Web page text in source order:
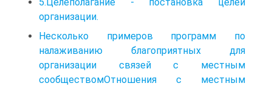
организации.
Несколько примеров программ по
налаживанию благоприятных для
организации связей с местным
сообществомОтношения с местным